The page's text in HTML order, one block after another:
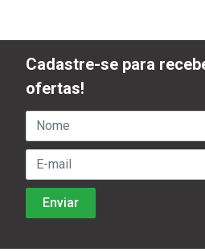
Cadastre-se para
ofertas!